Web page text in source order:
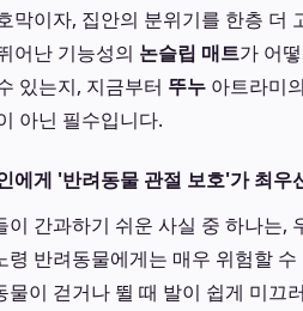
막이자, 집안의 분위기를 한층 더
어난 기능성의 논슬립 매트가 어
있는지, 지금부터 뚜누 아트라미
아닌 필수입니다.
에게 '반려동물 관절 보호'가 최우
이 간과하기 쉬운 사실 중 하나는,
령 반려동물에게는 매우 위험할
물이 걷거나 뛸 때 발이 쉽게 미끄